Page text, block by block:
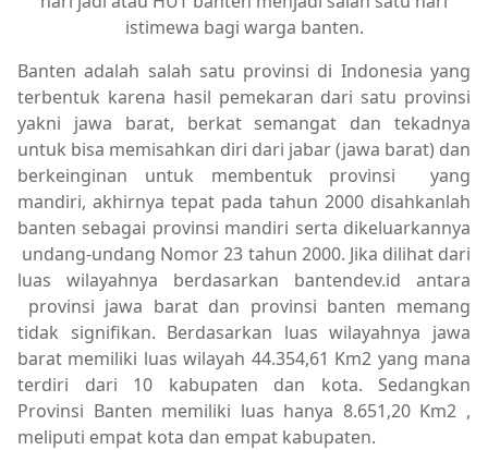
istimewa bagi warga banten.
Banten adalah salah satu provinsi di Indonesia yang
terbentuk karena hasil pemekaran dari satu provinsi
yakni jawa barat, berkat semangat dan tekadnya
untuk bisa memisahkan diri dari jabar (jawa barat) dan
berkeinginan untuk membentuk provinsi yang
mandiri, akhirnya tepat pada tahun 2000 disahkanlah
banten sebagai provinsi mandiri serta dikeluarkannya
undang-undang Nomor 23 tahun 2000. Jika dilihat dari
luas wilayahnya berdasarkan bantendev.id antara
provinsi jawa barat dan provinsi banten memang
tidak signifikan. Berdasarkan luas wilayahnya jawa
barat memiliki luas wilayah 44.354,61 Km2 yang mana
terdiri dari 10 kabupaten dan kota. Sedangkan
Provinsi Banten memiliki luas hanya 8.651,20 Km2 ,
meliputi empat kota dan empat kabupaten.